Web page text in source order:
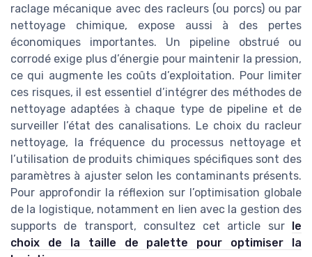
raclage mécanique avec des racleurs (ou porcs) ou par
nettoyage chimique, expose aussi à des pertes
économiques importantes. Un pipeline obstrué ou
corrodé exige plus d’énergie pour maintenir la pression,
ce qui augmente les coûts d’exploitation. Pour limiter
ces risques, il est essentiel d’intégrer des méthodes de
nettoyage adaptées à chaque type de pipeline et de
surveiller l’état des canalisations. Le choix du racleur
nettoyage, la fréquence du processus nettoyage et
l’utilisation de produits chimiques spécifiques sont des
paramètres à ajuster selon les contaminants présents.
Pour approfondir la réflexion sur l’optimisation globale
de la logistique, notamment en lien avec la gestion des
supports de transport, consultez cet article sur
le
choix de la taille de palette pour optimiser la